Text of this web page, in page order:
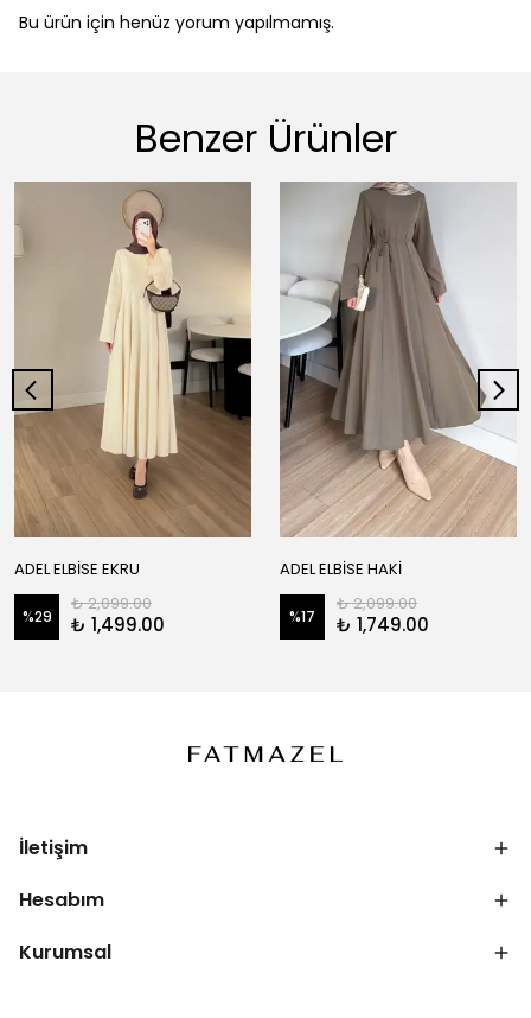
Bu ürün için henüz yorum yapılmamış.
Benzer Ürünler
ADEL ELBİSE EKRU
%29
₺ 2,099.00
₺ 1,499.00
ADEL ELBİSE HAKİ
%17
₺ 2,099.00
₺ 1,749.00
İletişim
Hesabım
Kurumsal